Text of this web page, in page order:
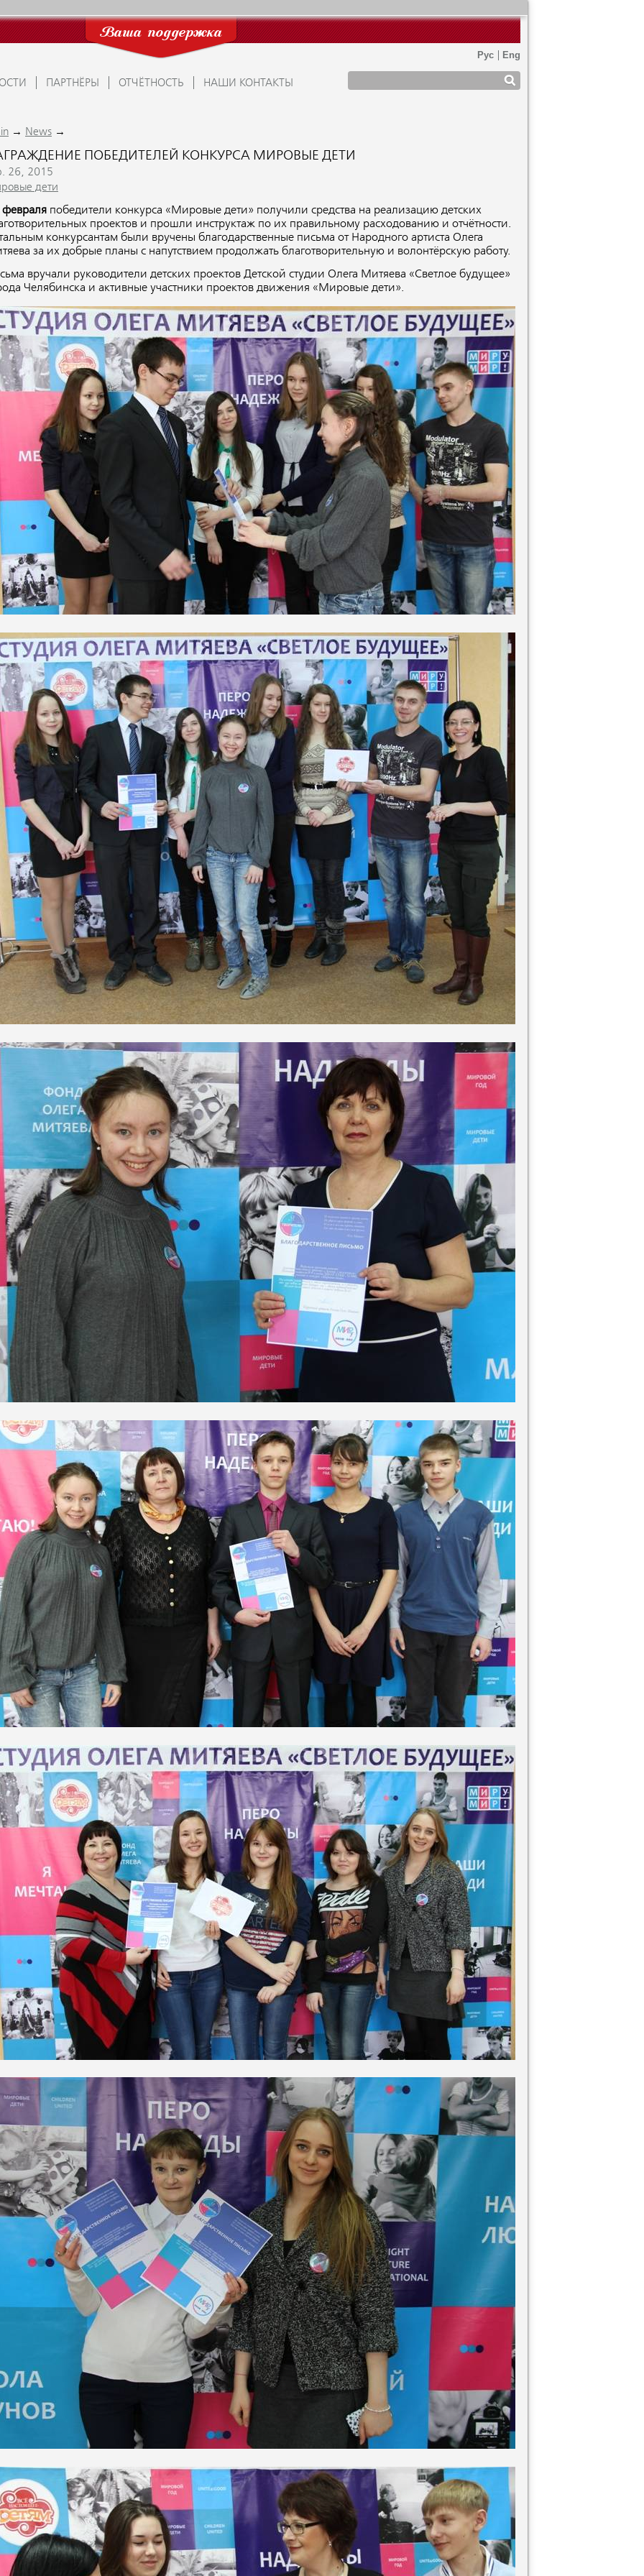
Ваша поддержка
ПАРТНЁРЫ ОТЧЁТНОСТЬ НАШИ КОНТАКТЫ
→ News →
ПОБЕДИТЕЛЕЙ КОНКУРСА МИРОВЫЕ ДЕТИ
26, 2015
дети
победители конкурса «Мировые дети» получили средства на реализацию детских
проектов и прошли инструктаж по их правильному расходованию и отчётности.
конкурсантам были вручены благодарственные письма от Народного артиста Олега
за их добрые планы с напутствием продолжать благотворительную и волонтёрскую работу.
вручали руководители детских проектов Детской студии Олега Митяева «Светлое будущее»
Челябинска и активные участники проектов движения «Мировые дети».